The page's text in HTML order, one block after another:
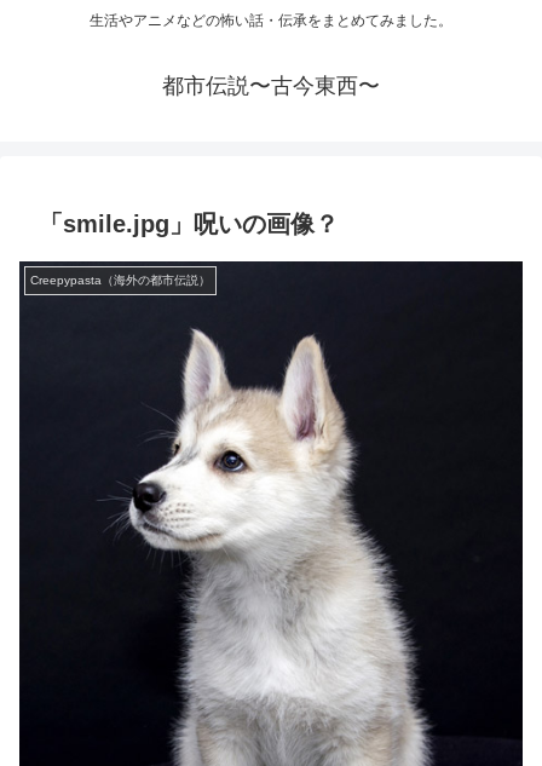
生活やアニメなどの怖い話・伝承をまとめてみました。
都市伝説〜古今東西〜
「smile.jpg」呪いの画像？
Creepypasta（海外の都市伝説）